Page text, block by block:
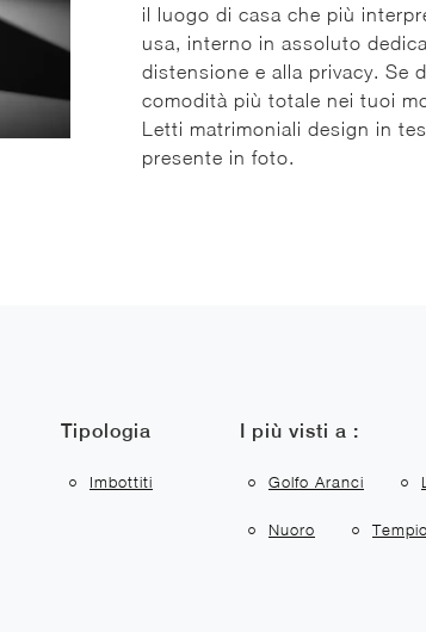
il luogo di casa che più
usa, interno in assoluto
distensione e alla privacy. Se
comodità più totale nei tuoi
Letti matrimoniali design in
presente in foto.
Tipologia
Imbottiti
I più visti a :
Golfo Aranci
Nuoro